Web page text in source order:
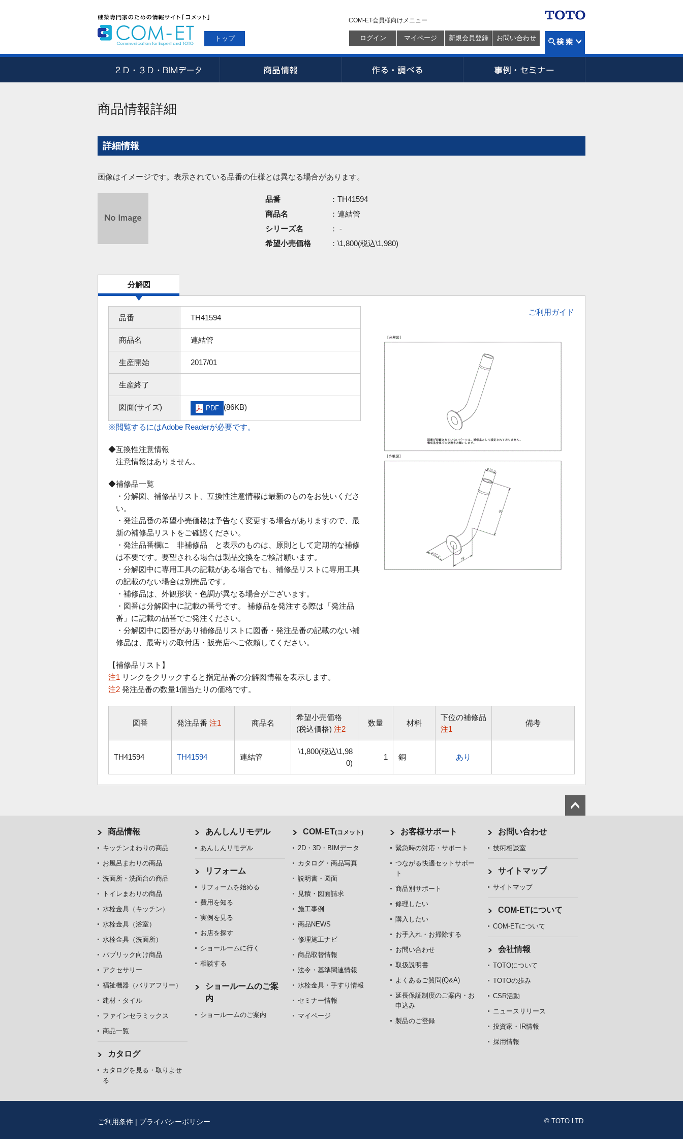
トップ
COM-ET会員様向けメニュー
ログイン マイページ 新規会員登録 お問い合わせ
商品情報詳細
詳細情報
画像はイメージです。表示されている品番の仕様とは異なる場合があります。
品番
：TH41594
商品名
：連結管
シリーズ名
： -
希望小売価格
：\1,800(税込\1,980)
分解図
品番 TH41594
商品名 連結管
生産開始 2017/01
生産終了
図面(サイズ) PDF (86KB)
※閲覧するにはAdobe Readerが必要です。
◆互換性注意情報
注意情報はありません。
◆補修品一覧
・分解図、補修品リスト、互換性注意情報は最新のものをお使いくださ
い。
・発注品番の希望小売価格は予告なく変更する場合がありますので、最
新の補修品リストをご確認ください。
・発注品番欄に 非補修品 と表示のものは、原則として定期的な補修
は不要です。要望される場合は製品交換をご検討願います。
・分解図中に専用工具の記載がある場合でも、補修品リストに専用工具
の記載のない場合は別売品です。
・補修品は、外観形状・色調が異なる場合がございます。
・図番は分解図中に記載の番号です。 補修品を発注する際は「発注品
番」に記載の品番でご発注ください。
・分解図中に図番があり補修品リストに図番・発注品番の記載のない補
修品は、最寄りの取付店・販売店へご依頼してください。
ご利用ガイド
【補修品リスト】
注1 リンクをクリックすると指定品番の分解図情報を表示します。
注2 発注品番の数量1個当たりの価格です。
図番 発注品番 注1 商品名
希望小売価格
(税込価格) 注2
数量 材料
下位の補修品
注1
備考
TH41594 TH41594 連結管
\1,800(税込\1,98
0)
1 銅 あり
商品情報
キッチンまわりの商品
お風呂まわりの商品
洗面所・洗面台の商品
トイレまわりの商品
水栓金具（キッチン）
水栓金具（浴室）
水栓金具（洗面所）
パブリック向け商品
アクセサリー
福祉機器（バリアフリー）
建材・タイル
ファインセラミックス
商品一覧
カタログ
カタログを見る・取りよせ
る
あんしんリモデル
あんしんリモデル
リフォーム
リフォームを始める
費用を知る
実例を見る
お店を探す
ショールームに行く
相談する
ショールームのご案
内
ショールームのご案内
COM-ET(コメット)
2D・3D・BIMデータ
カタログ・商品写真
説明書・図面
見積・図面請求
施工事例
商品NEWS
修理施工ナビ
商品取替情報
法令・基準関連情報
水栓金具・手すり情報
セミナー情報
マイページ
お客様サポート
緊急時の対応・サポート
つながる快適セットサポー
ト
商品別サポート
修理したい
購入したい
お手入れ・お掃除する
お問い合わせ
取扱説明書
よくあるご質問(Q&A)
延長保証制度のご案内・お
申込み
製品のご登録
お問い合わせ
技術相談室
サイトマップ
サイトマップ
COM-ETについて
COM-ETについて
会社情報
TOTOについて
TOTOの歩み
CSR活動
ニュースリリース
投資家・IR情報
採用情報
ご利用条件 | プライバシーポリシー © TOTO LTD.